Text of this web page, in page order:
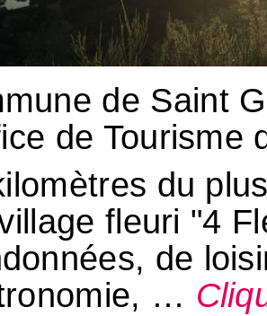
de Saint
de
du
fleuri "4
de
…